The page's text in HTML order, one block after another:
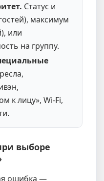
Статус и
максимум
или
на группу.
к лицу», Wi-Fi,
выборе
ошибка —